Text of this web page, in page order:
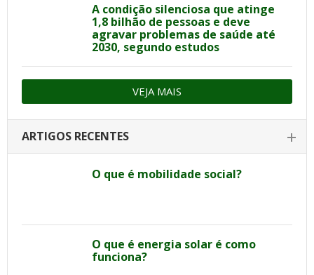
A condição silenciosa que atinge
1,8 bilhão de pessoas e deve
agravar problemas de saúde até
2030, segundo estudos
VEJA MAIS
ARTIGOS RECENTES
O que é mobilidade social?
O que é energia solar é como
funciona?